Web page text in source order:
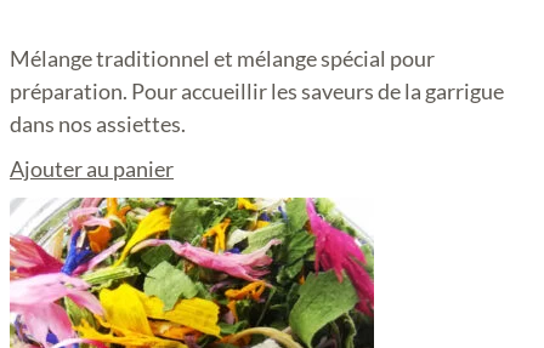
Mélange traditionnel et mélange spécial pour
préparation. Pour accueillir les saveurs de la garrigue
dans nos assiettes.
Ajouter au panier